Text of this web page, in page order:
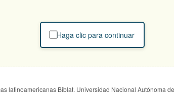
Haga clic para continuar
latinoamericanas Biblat. Universidad Nacional Autónoma